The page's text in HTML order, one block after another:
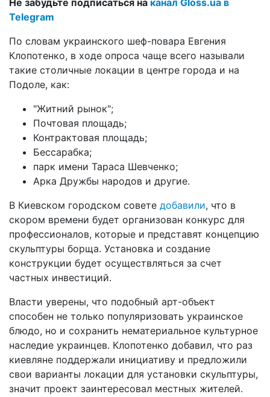
Не забудьте подписаться на канал Gloss.ua в
Telegram
По словам украинского шеф-повара Евгения
Клопотенко, в ходе опроса чаще всего называли
такие столичные локации в центре города и на
Подоле, как:
"Житний рынок";
Почтовая площадь;
Контрактовая площадь;
Бессарабка;
парк имени Тараса Шевченко;
Арка Дружбы народов и другие.
В Киевском городском совете добавили, что в
скором времени будет организован конкурс для
профессионалов, которые и представят концепцию
скульптуры борща. Установка и создание
конструкции будет осуществляться за счет
частных инвестиций.
Власти уверены, что подобный арт-объект
способен не только популяризовать украинское
блюдо, но и сохранить нематериальное культурное
наследие украинцев. Клопотенко добавил, что раз
киевляне поддержали инициативу и предложили
свои варианты локации для установки скульптуры,
значит проект заинтересовал местных жителей.